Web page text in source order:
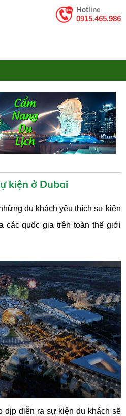
Hotline
0915.465.986
kiện ở Dubai
du khách yêu thích sự kiện
các quốc gia trên toàn thế giới
dịp diễn ra sự kiện du khách sẽ